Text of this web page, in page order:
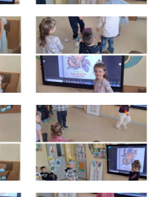
Jedálny lístok
Kontakt
Ochrana osobných
údajov – GDPR
Vzdelávanie
zamestnancov